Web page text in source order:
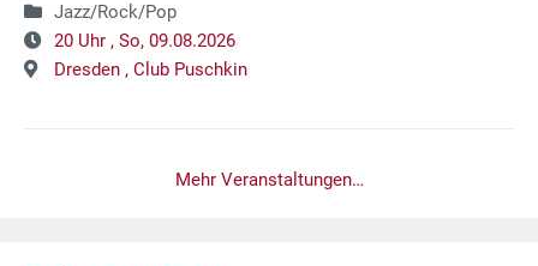
Jazz/Rock/Pop
20 Uhr , So, 09.08.2026
Dresden , Club Puschkin
Mehr Veranstaltungen…